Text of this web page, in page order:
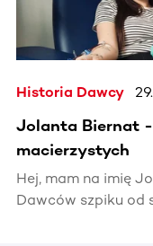
Historia Dawcy
Jolanta Biernat
macierzystych
Hej, mam na imię
Dawców szpiku od